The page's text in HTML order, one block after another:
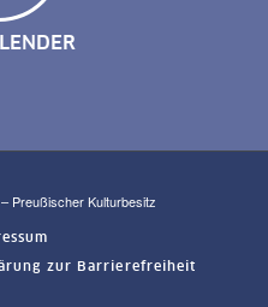
Preußischer Kulturbesitz
zur Barrierefreiheit